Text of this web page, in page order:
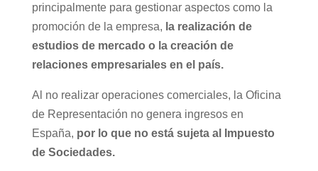
principalmente para gestionar aspectos como la
promoción de la empresa, la realización de
estudios de mercado o la creación de
relaciones empresariales en el país.
Al no realizar operaciones comerciales, la Oficina
de Representación no genera ingresos en
España, por lo que no está sujeta al Impuesto
de Sociedades.